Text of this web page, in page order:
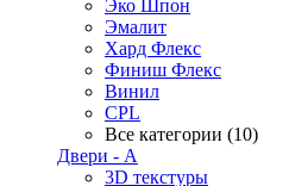
Эко Шпон
Эмалит
Хард Флекс
Финиш Флекс
Винил
CPL
Все категории (10)
Двери - А
3D текстуры